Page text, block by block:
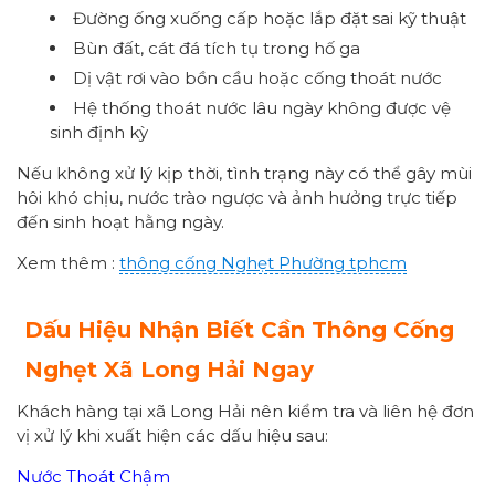
Đường ống xuống cấp hoặc lắp đặt sai kỹ thuật
Bùn đất, cát đá tích tụ trong hố ga
Dị vật rơi vào bồn cầu hoặc cống thoát nước
Hệ thống thoát nước lâu ngày không được vệ
sinh định kỳ
Nếu không xử lý kịp thời, tình trạng này có thể gây mùi
hôi khó chịu, nước trào ngược và ảnh hưởng trực tiếp
đến sinh hoạt hằng ngày.
Xem thêm : thông cống Nghẹt Phường tphcm
Dấu Hiệu Nhận Biết Cần Thông Cống
Nghẹt Xã Long Hải Ngay
Khách hàng tại xã Long Hải nên kiểm tra và liên hệ đơn
vị xử lý khi xuất hiện các dấu hiệu sau:
Nước Thoát Chậm